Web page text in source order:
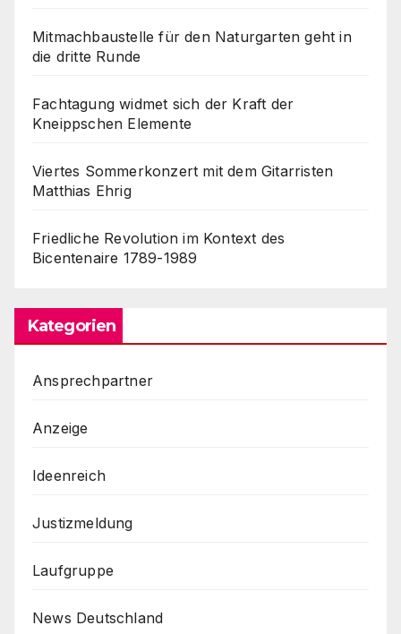
Mitmachbaustelle für den Naturgarten geht in
die dritte Runde
Fachtagung widmet sich der Kraft der
Kneippschen Elemente
Viertes Sommerkonzert mit dem Gitarristen
Matthias Ehrig
Friedliche Revolution im Kontext des
Bicentenaire 1789-1989
Kategorien
Ansprechpartner
Anzeige
Ideenreich
Justizmeldung
Laufgruppe
News Deutschland